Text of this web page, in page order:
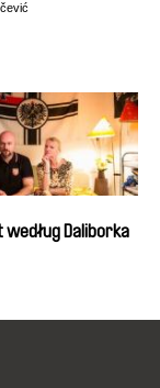
według Daliborka